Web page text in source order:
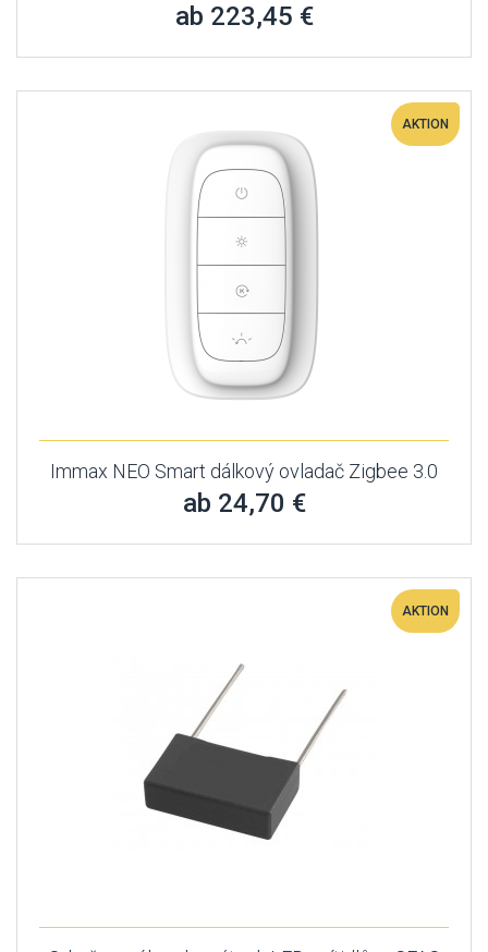
ab 223,45 €
AKTION
Immax NEO Smart dálkový ovladač Zigbee 3.0
ab 24,70 €
AKTION